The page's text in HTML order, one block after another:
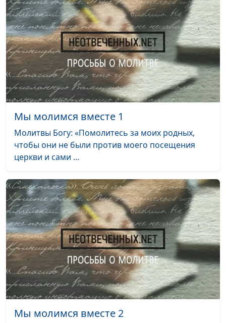
Мы молимся вместе 13 #13
Мы молимся вместе 12 #12
Мы молимся вместе 11 #11
Мы молимся вместе 10 #10
Мы молимся вместе 9 #9
Мы молимся вместе 7 #7
Мы молимся вместе 5 #5
Мы молимся вместе 4 #4
Мы молимся вместе 3 #3
Мы молимся вместе 2 #2
Мы молимся вместе 1 #1
Мы молимся вместе 1
Молитвы Богу: «Помолитесь за моих родных,
чтобы они не были против моего посещения
церкви и сами ...
Мы молимся вместе 2